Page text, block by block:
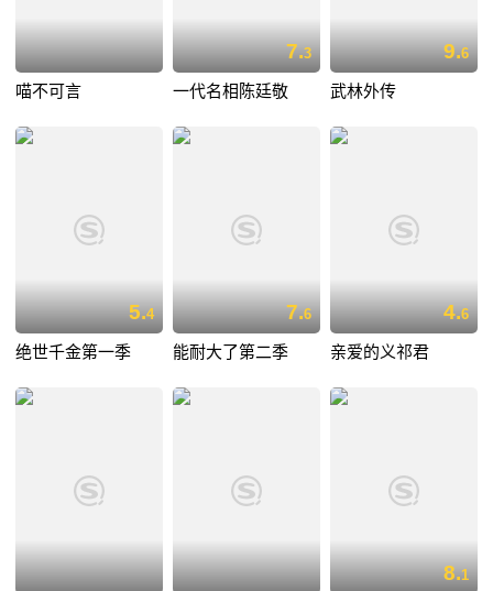
喵不可言
7.3
一代名相陈廷敬
9.6
武林外传
5.4
绝世千金第一季
7.6
能耐大了第二季
4.6
亲爱的义祁君
8.1